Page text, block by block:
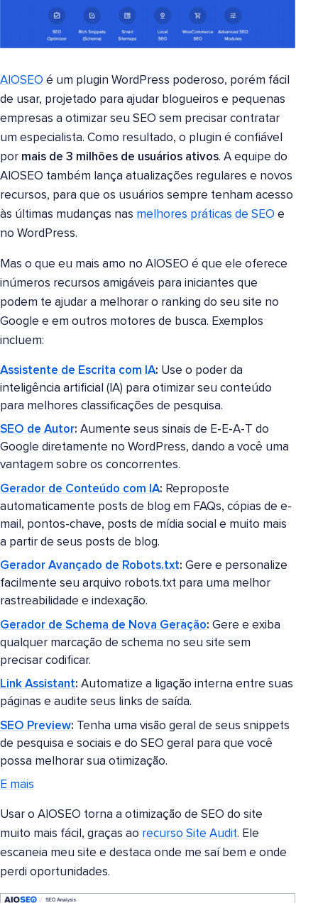
AIOSEO é um plugin WordPress poderoso, porém fácil
de usar, projetado para ajudar blogueiros e pequenas
empresas a otimizar seu SEO sem precisar contratar
um especialista. Como resultado, o plugin é confiável
por mais de 3 milhões de usuários ativos. A equipe do
AIOSEO também lança atualizações regulares e novos
recursos, para que os usuários sempre tenham acesso
às últimas mudanças nas melhores práticas de SEO e
no WordPress.
Mas o que eu mais amo no AIOSEO é que ele oferece
inúmeros recursos amigáveis para iniciantes que
podem te ajudar a melhorar o ranking do seu site no
Google e em outros motores de busca. Exemplos
incluem:
Assistente de Escrita com IA: Use o poder da
inteligência artificial (IA) para otimizar seu conteúdo
para melhores classificações de pesquisa.
SEO de Autor: Aumente seus sinais de E-E-A-T do
Google diretamente no WordPress, dando a você uma
vantagem sobre os concorrentes.
Gerador de Conteúdo com IA: Reproposte
automaticamente posts de blog em FAQs, cópias de e-
mail, pontos-chave, posts de mídia social e muito mais
a partir de seus posts de blog.
Gerador Avançado de Robots.txt: Gere e personalize
facilmente seu arquivo robots.txt para uma melhor
rastreabilidade e indexação.
Gerador de Schema de Nova Geração: Gere e exiba
qualquer marcação de schema no seu site sem
precisar codificar.
Link Assistant: Automatize a ligação interna entre suas
páginas e audite seus links de saída.
SEO Preview: Tenha uma visão geral de seus snippets
de pesquisa e sociais e do SEO geral para que você
possa melhorar sua otimização.
E mais
Usar o AIOSEO torna a otimização de SEO do site
muito mais fácil, graças ao recurso Site Audit. Ele
escaneia meu site e destaca onde me saí bem e onde
perdi oportunidades.